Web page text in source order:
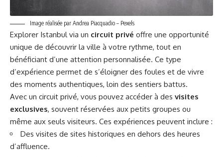
Image réalisée par Andrea Piacquadio – Pexels
Explorer Istanbul via un circuit privé offre une opportunité
unique de découvrir la ville à votre rythme, tout en
bénéficiant d’une attention personnalisée. Ce type
d’expérience permet de s’éloigner des foules et de vivre
des moments authentiques, loin des sentiers battus.
Avec un circuit privé, vous pouvez accéder à des visites
exclusives, souvent réservées aux petits groupes ou
même aux seuls visiteurs. Ces expériences peuvent inclure :
Des visites de sites historiques en dehors des heures
d’affluence.